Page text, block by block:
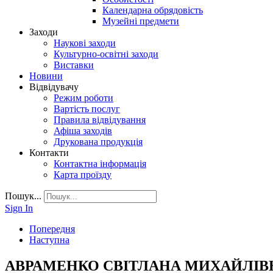
Календарна обрядовість
Музейні предмети
Заходи
Наукові заходи
Культурно-освітні заходи
Виставки
Новини
Відвідувачу
Режим роботи
Вартість послуг
Правила відвідування
Афіша заходів
Друкована продукція
Контакти
Контактна інформація
Карта проїзду
Пошук...
Sign In
Попередня
Наступна
АВРАМЕНКО СВІТЛАНА